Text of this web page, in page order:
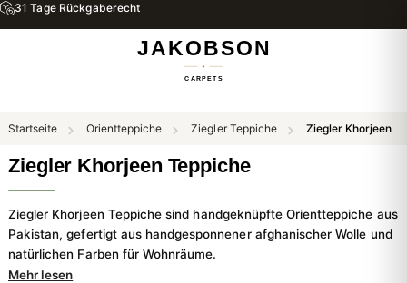
31 Tage Rückgaberecht
Startseite Orientteppiche Ziegler Teppiche Ziegler Khorjeen
Ziegler Khorjeen Teppiche
Ziegler Khorjeen Teppiche sind handgeknüpfte Orientteppiche aus
Pakistan, gefertigt aus handgesponnener afghanischer Wolle und
natürlichen Farben für Wohnräume.
Mehr lesen